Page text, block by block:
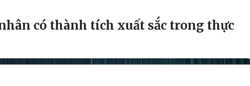
có thành tích xuất sắc trong thực